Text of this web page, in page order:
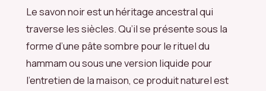
Le savon noir est un héritage ancestral qui
traverse les siècles. Qu’il se présente sous la
forme d’une pâte sombre pour le rituel du
hammam ou sous une version liquide pour
l’entretien de la maison, ce produit naturel est